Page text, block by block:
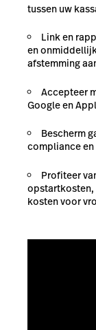
tussen uw
Link en
en
afstemming
Accepteer
Google en
Bescherm
compliance
Profiteer
kosten voor